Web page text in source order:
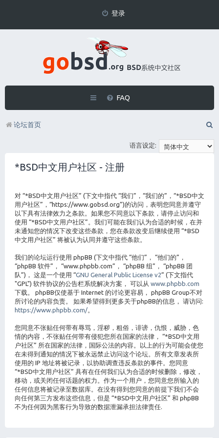
登录
FAQ
论坛首页
语言设定:
*BSD中文用户社区 - 注册
对 “*BSD中文用户社区” (下文中指代 “我们”，“我们的”，“*BSD中文
用户社区”，“https://www.gobsd.org”)的访问，表明您同意并遵守
以下具有法律效力之条款。如果您不同意以下条款，请停止访问和
使用 “*BSD中文用户社区”。我们可能在我们认为合适的时候，在并
未通知您的情况下改变这些条款，您在条款改变后继续使用 “*BSD
中文用户社区” 将被认为认同并遵守这些条款。
我们的论坛运行使用 phpBB (下文中指代 “他们”， “他们的”，
“phpBB 软件”， “www.phpbb.com”， “phpBB 组”， “phpBB 团
队”)， 这是一个使用 “GNU General Public License v2” (下文指代
"GPL") 软件协议的公告栏系统解决方案， 可以从 www.phpbb.com
下载。 phpBB仅使基于 Internet 的讨论更容易， phpBB Group不对
所讨论的内容负责。 如果希望得到更多关于phpBB的信息， 请访问:
https://www.phpbb.com/。
您同意不张贴任何带有辱骂，淫秽，粗俗，诽谤，仇恨，威胁，色
情的内容，不张贴任何带有侵犯您所在国家的法律， “*BSD中文用
户社区” 所在国家的法律，国际公法的内容。以上的行为可能会使您
在未得到通知的情况下被永远禁止访问这个论坛。所有文章发表所
使用的 IP 地址将被记录，以协助调查违反条款的事件。您同意
“*BSD中文用户社区” 具有在任何我们认为合适的时候删除，修改，
移动，或关闭任何话题的权力。作为一个用户，您同意您所输入的
任何信息将被记录至数据库。在没有得到您同意的前提下我们不会
向任何第三方发布这些信息，但是 “*BSD中文用户社区” 和 phpBB
不为任何因为黑客行为导致的数据泄漏承担法律责任.